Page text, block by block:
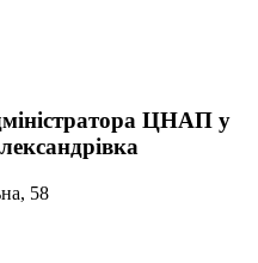
ЦНАП у
58